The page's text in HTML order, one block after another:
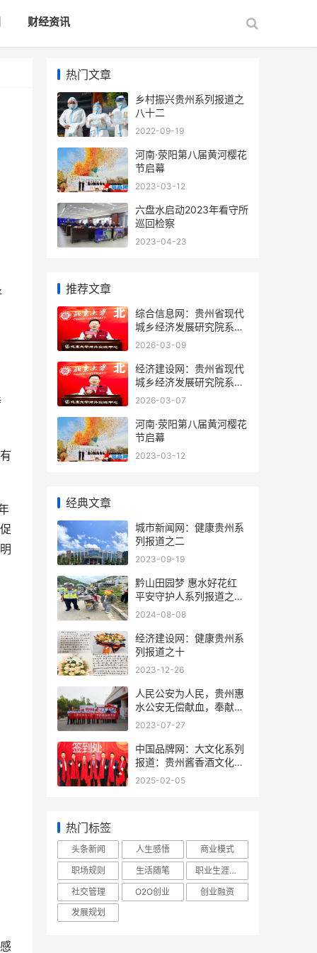
财经资讯
热门文章
乡村振兴贵州系列报道之
八十二
2022-09-19
河南·荥阳第八届黄河樱花
节启幕
2023-03-12
六盘水启动2023年看守所
巡回检察
2023-04-23
推荐文章
综合信息网：贵州省现代
城乡经济发展研究院系列
报道之一
2026-03-09
经济建设网：贵州省现代
城乡经济发展研究院系列
报道之一
2026-03-07
河南·荥阳第八届黄河樱花
节启幕
2023-03-12
经典文章
城市新闻网​​​​​​​：健康贵州系
列报道之二
2023-09-19
黔山田园梦 惠水好花红
平安守护人系列报道之三
百零六
2024-08-08
经济建设网​​​​​​​：健康贵州系
列报道之十
2023-12-26
人民公安为人民，贵州惠
水公安无偿献血，奉献爱
心
2023-07-27
中国品牌网：大文化系列
报道：贵州酱香酒文化系
列报道之二
2025-02-05
热门标签
头条新闻 人生感悟
商业模式
职场规则
生活随笔
职业生涯规划
社交管理
O2O创业
创业融资
发展规划